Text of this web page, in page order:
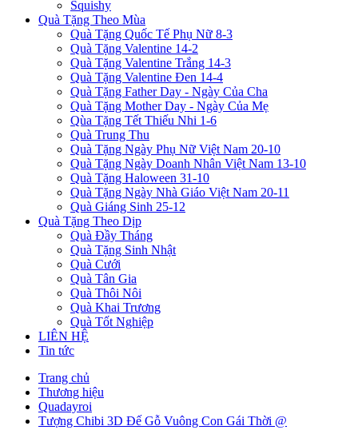
Squishy
Quà Tặng Theo Mùa
Quà Tặng Quốc Tế Phụ Nữ 8-3
Quà Tặng Valentine 14-2
Quà Tặng Valentine Trắng 14-3
Quà Tặng Valentine Đen 14-4
Quà Tặng Father Day - Ngày Của Cha
Quà Tặng Mother Day - Ngày Của Mẹ
Qùa Tặng Tết Thiếu Nhi 1-6
Quà Trung Thu
Quà Tặng Ngày Phụ Nữ Việt Nam 20-10
Quà Tặng Ngày Doanh Nhân Việt Nam 13-10
Quà Tặng Haloween 31-10
Quà Tặng Ngày Nhà Giáo Việt Nam 20-11
Quà Giáng Sinh 25-12
Quà Tặng Theo Dịp
Quà Đầy Tháng
Quà Tặng Sinh Nhật
Quà Cưới
Quà Tân Gia
Quà Thôi Nôi
Quà Khai Trương
Quà Tốt Nghiệp
LIÊN HỆ
Tin tức
Trang chủ
Thương hiệu
Quadayroi
Tượng Chibi 3D Đế Gỗ Vuông Con Gái Thời @